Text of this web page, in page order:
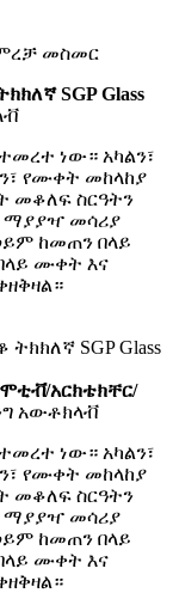
SGP Glass
ነው። አካልን፣
የሙቀት መከላከያ
መቆለፍ ስርዓትን
ማያያዣ መሳሪያ
ከመጠን በላይ
ሙቀት እና
አርክቴክቸር/
አውቶክላቭ
ነው። አካልን፣
የሙቀት መከላከያ
መቆለፍ ስርዓትን
ማያያዣ መሳሪያ
ከመጠን በላይ
ሙቀት እና